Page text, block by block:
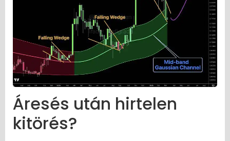
Áresés után hirtelen
kitörés?